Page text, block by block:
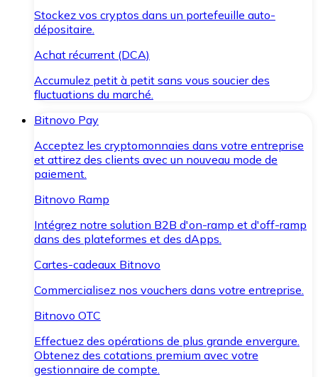
Stockez vos cryptos dans un portefeuille auto-
dépositaire.
Achat récurrent (DCA)
Accumulez petit à petit sans vous soucier des
fluctuations du marché.
Bitnovo Pay
Acceptez les cryptomonnaies dans votre entreprise
et attirez des clients avec un nouveau mode de
paiement.
Bitnovo Ramp
Intégrez notre solution B2B d'on-ramp et d'off-ramp
dans des plateformes et des dApps.
Cartes-cadeaux Bitnovo
Commercialisez nos vouchers dans votre entreprise.
Bitnovo OTC
Effectuez des opérations de plus grande envergure.
Obtenez des cotations premium avec votre
gestionnaire de compte.